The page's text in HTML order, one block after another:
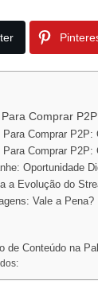
Comprar
Comprar P2P:
Para Comprar
Oportunidade
a Evolução do
Vale a Pena?
de Conteúdo na